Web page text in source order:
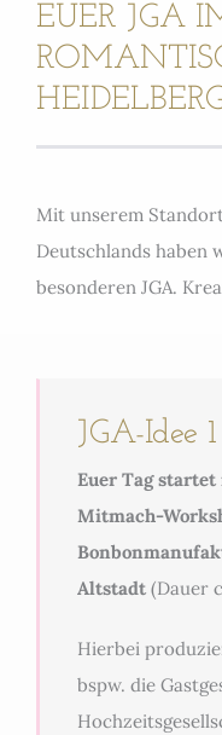
EUER JGA
Mit unserem
Deutschlands haben
besonderen JGA.
JGA-Idee 1
Euer Tag
Mitmach-
Altstadt(Dauer
Hierbei
bspw. die